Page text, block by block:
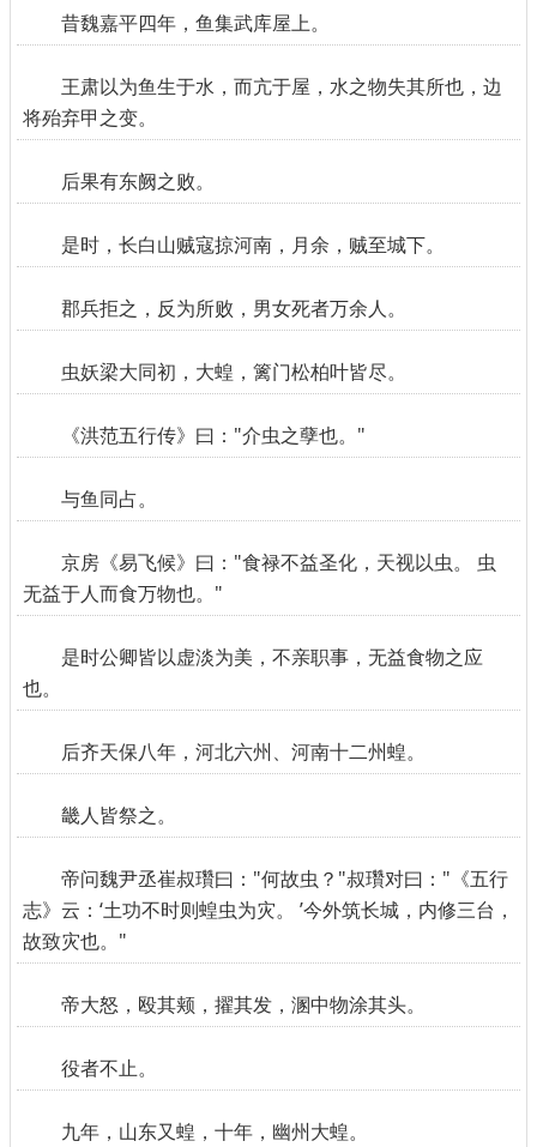
昔魏嘉平四年，鱼集武库屋上。
王肃以为鱼生于水，而亢于屋，水之物失其所也，边
将殆弃甲之变。
后果有东阙之败。
是时，长白山贼寇掠河南，月余，贼至城下。
郡兵拒之，反为所败，男女死者万余人。
虫妖梁大同初，大蝗，篱门松柏叶皆尽。
《洪范五行传》曰："介虫之孽也。"
与鱼同占。
京房《易飞候》曰："食禄不益圣化，天视以虫。 虫
无益于人而食万物也。"
是时公卿皆以虚淡为美，不亲职事，无益食物之应
也。
后齐天保八年，河北六州、河南十二州蝗。
畿人皆祭之。
帝问魏尹丞崔叔瓚曰："何故虫？"叔瓚对曰："《五行
志》云：‘土功不时则蝗虫为灾。 ’今外筑长城，内修三台，
故致灾也。"
帝大怒，殴其颊，擢其发，溷中物涂其头。
役者不止。
九年，山东又蝗，十年，幽州大蝗。